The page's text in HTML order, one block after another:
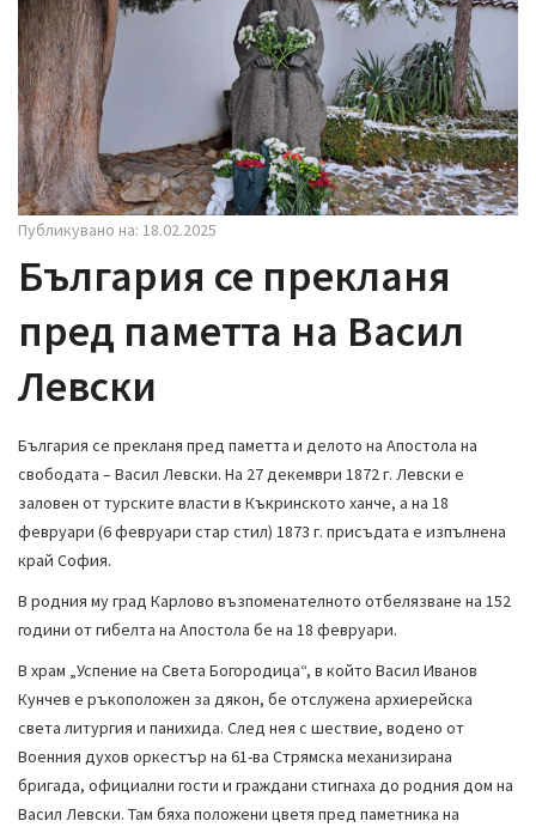
i
g
a
t
i
o
n
Публикувано на: 18.02.2025
България се прекланя
пред паметта на Васил
Левски
България се прекланя пред паметта и делото на Апостола на
свободата – Васил Левски. На 27 декември 1872 г. Левски е
заловен от турските власти в Къкринското ханче, а на 18
февруари (6 февруари стар стил) 1873 г. присъдата е изпълнена
край София.
В родния му град Карлово възпоменателното отбелязване на 152
години от гибелта на Апостола бе на 18 февруари.
В храм „Успение на Света Богородица“, в който Васил Иванов
Кунчев е ръкоположен за дякон, бе отслужена архиерейска
света литургия и панихида. След нея с шествие, водено от
Военния духов оркестър на 61-ва Стрямска механизирана
бригада, официални гости и граждани стигнаха до родния дом на
Васил Левски. Там бяха положени цветя пред паметника на